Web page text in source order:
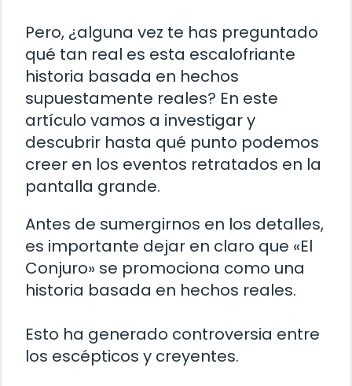
Pero, ¿alguna vez te has preguntado
qué tan real es esta escalofriante
historia basada en hechos
supuestamente reales? En este
artículo vamos a investigar y
descubrir hasta qué punto podemos
creer en los eventos retratados en la
pantalla grande.
Antes de sumergirnos en los detalles,
es importante dejar en claro que «El
Conjuro» se promociona como una
historia basada en hechos reales.
Esto ha generado controversia entre
los escépticos y creyentes.